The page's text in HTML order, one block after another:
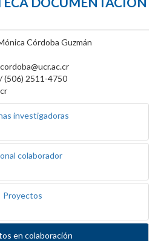
Córdoba Guzmán
(506) 2511-4750
investigadoras
colaborador
Proyectos
en colaboración